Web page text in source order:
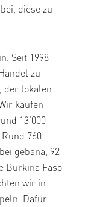
diese zu
Seit 1998
zu
der lokalen
kaufen
13'000
760
gebana, 92
Burkina Faso
wir in
Dafür